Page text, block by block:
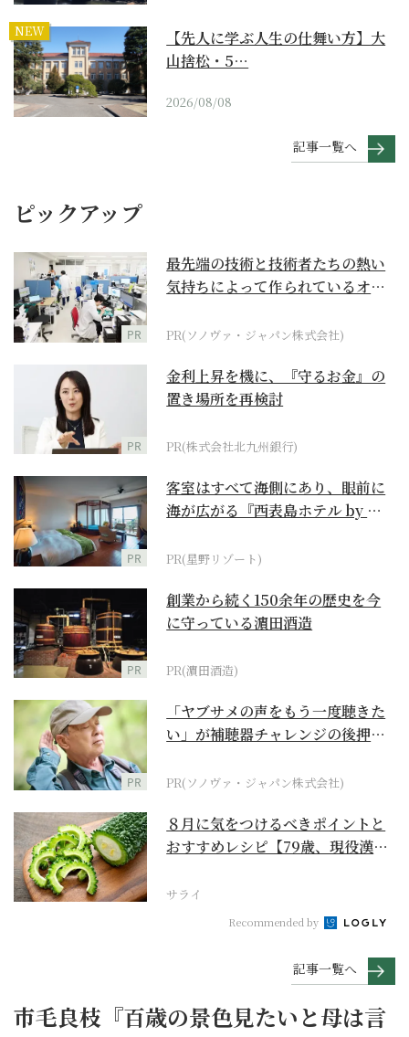
NEW
【先人に学ぶ人生の仕舞い方】大
山捨松・5…
2026/08/08
記事一覧へ
ピックアップ
PR
最先端の技術と技術者たちの熱い
気持ちによって作られているオー
PR(ソノヴァ・ジャパン株式会社)
PR
金利上昇を機に、『守るお金』の
置き場所を再検討
PR(株式会社北九州銀行)
PR
客室はすべて海側にあり、眼前に
海が広がる『西表島ホテル by 星
PR(星野リゾート)
PR
創業から続く150余年の歴史を今
に守っている濵田酒造
PR(濵田酒造)
PR
「ヤブサメの声をもう一度聴きた
い」が補聴器チャレンジの後押し
PR(ソノヴァ・ジャパン株式会社)
８月に気をつけるべきポイントと
おすすめレシピ【79歳、現役漢方
サライ
Recommended by
記事一覧へ
市毛良枝『百歳の景色見たいと母は言